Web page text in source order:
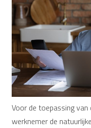
Voor de toepassing
werknemer de